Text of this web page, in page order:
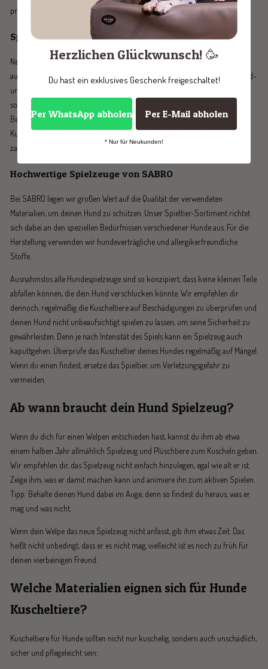
profitieren von der beruhigenden Wirkung weicher Plüschtiere.
Spiel und Beschäftigung
Neben der beruhigenden Wirkung bieten Kuscheltiere auch eine
ausgezeichnete Möglichkeit zur Beschäftigung. Sie regen das natürliche Jagd-
und Spielverhalten deines Hundes an, fördern die geistige Aktivität und
sorgen für Unterhaltung und Gesellschaft, wenn du mal nicht zu Hause bist.
Bei SABRO findest du weiche und kuschelige Plüschtiere, große
Kuschelfreunde zum Anlehnen und robustere Spieltiere, die auch für
zahlreiche Spielstunden im Wohnzimmer oder Garten geeignet sind.
Hochwertige Spielzeuge von SABRO
Bei SABRO legen wir großen Wert auf die Qualität der verwendeten
Materialien, um deinen Hund zu schützen. Unser Spieltier-Sortiment richtet
sich dabei an den speziellen Bedürfnissen verschiedener Hunde aus. Für die
Herstellung verwenden wir hundeverträgliche und allergikerfreundliche
Stoffe.
Ausnahmslos alle Hundespielzeuge sind so konzipiert, dass keine kleinen Teile
abfallen können, die dein Hund verschlucken könnte. Wir empfehlen dir
dennoch, regelmäßig die Kuscheltiere auf Beschädigungen zu überprüfen und
deinen Hund nicht unbeaufsichtigt spielen zu lassen, um seine Sicherheit zu
gewährleisten. Denn je nach Intensität des Spiels kann ein Spielzeug auch
kaputtgehen. Überprüfe das Kuscheltier deines Hundes regelmäßig auf Mängel.
Wenn du einen findest, ersetze das Spieltier, um Verletzungsgefahr zu
vermeiden.
Ab wann braucht dein Hund Spielzeug?
Wenn du dich für einen Welpen entschieden hast, kannst du ihm ab etwa
einem halben Jahr allmählich Spielzeug und Plüschtiere zum Kuscheln geben.
Wir empfehlen dir, das Spielzeug nicht einfach hinzulegen, egal wie alt er ist.
Zeige ihm, was er damit machen kann und animiere ihn zum aktiven Spielen.
Tipp: Behalte deinen Hund dabei im Auge, denn so findest du heraus, was er
mag und was nicht.
Wenn dein Welpe das neue Spielzeug nicht anfasst, gib ihm etwas Zeit. Das
heißt nicht unbedingt, dass er es nicht mag, vielleicht ist es noch zu früh für
deinen vierbeinigen Freund.
Welche Materialien eignen sich für Hunde
Kuscheltiere?
Kuscheltiere für Hunde sollten nicht nur kuschelig, sondern auch unschädlich,
sicher und pflegeleicht sein:
Herzlichen Glückwunsch! 🥳
Du hast ein exklusives Geschenk freigeschaltet!
Per WhatsApp abholen Per E-Mail abholen
* Nur für Neukunden!